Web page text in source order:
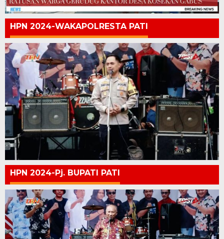
HPN 2024-WAKAPOLRESTA PATI
HPN 2024-Pj. BUPATI PATI